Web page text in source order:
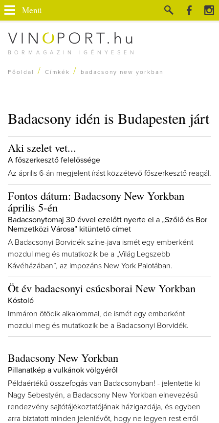
BORMAGAZIN IGÉNYESEN
Menü
Főoldal / Címkék / badacsony new yorkban
Badacsony idén is Budapesten járt
Aki szelet vet...
A főszerkesztő felelőssége
Az április 6-án megjelent írást közzétevő főszerkesztő reagál.
Fontos dátum: Badacsony New Yorkban
április 5-én
Badacsonytomaj 30 évvel ezelőtt nyerte el a „Szőlő és Bor
Nemzetközi Városa” kitüntető címet
A Badacsonyi Borvidék színe-java ismét egy emberként
mozdul meg és mutatkozik be a „Világ Legszebb
Kávéházában”, az impozáns New York Palotában.
Öt év badacsonyi csúcsborai New Yorkban
Kóstoló
Immáron ötödik alkalommal, de ismét egy emberként
mozdul meg és mutatkozik be a Badacsonyi Borvidék.
Badacsony New Yorkban
Pillanatkép a vulkánok völgyéről
Példaértékű összefogás van Badacsonyban! - jelentette ki
Nagy Sebestyén, a Badacsony New Yorkban elnevezésű
rendezvény sajtótájékoztatójának házigazdája, és egyben
arra biztatott minden jelenlévőt, hogy ne legyen rest erről